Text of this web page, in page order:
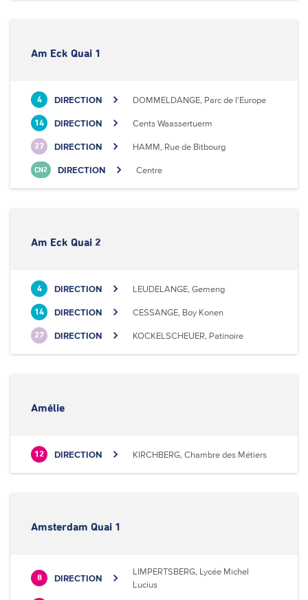
Am Eck Quai 1
4 DIRECTION DOMMELDANGE, Parc de l'Europe
14 DIRECTION Cents Waassertuerm
27 DIRECTION HAMM, Rue de Bitbourg
CN2 DIRECTION Centre
Am Eck Quai 2
4 DIRECTION LEUDELANGE, Gemeng
14 DIRECTION CESSANGE, Boy Konen
27 DIRECTION KOCKELSCHEUER, Patinoire
Amélie
12 DIRECTION KIRCHBERG, Chambre des Métiers
Amsterdam Quai 1
8 DIRECTION
LIMPERTSBERG, Lycée Michel
Lucius